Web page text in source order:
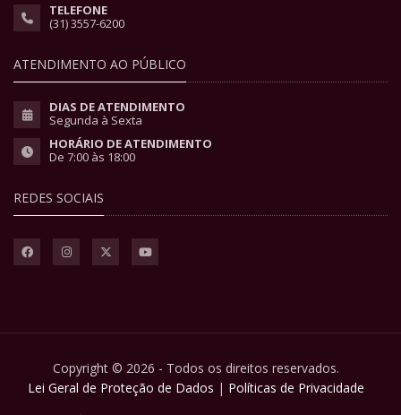
TELEFONE
(31) 3557-6200
ATENDIMENTO AO PÚBLICO
DIAS DE ATENDIMENTO
Segunda à Sexta
HORÁRIO DE ATENDIMENTO
De 7:00 às 18:00
REDES SOCIAIS
Copyright © 2026 - Todos os direitos reservados.
Lei Geral de Proteção de Dados | Políticas de Privacidade